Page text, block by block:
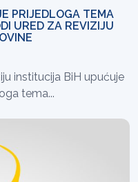
PRIJEDLOGA TEMA
URED ZA REVIZIJU
institucija BiH upućuje
tema...